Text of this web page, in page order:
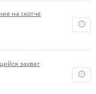
на скотче
захват